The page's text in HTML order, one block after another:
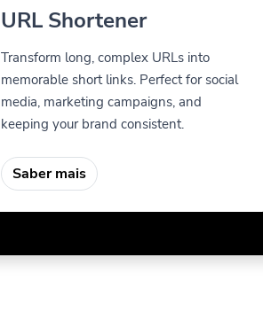
URL Shortener
Transform long, complex URLs into
memorable short links. Perfect for social
media, marketing campaigns, and
keeping your brand consistent.
Saber mais